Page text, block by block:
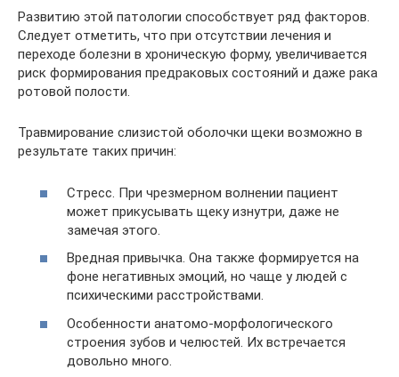
Развитию этой патологии способствует ряд факторов.
Следует отметить, что при отсутствии лечения и
переходе болезни в хроническую форму, увеличивается
риск формирования предраковых состояний и даже рака
ротовой полости.
Травмирование слизистой оболочки щеки возможно в
результате таких причин:
Стресс. При чрезмерном волнении пациент
может прикусывать щеку изнутри, даже не
замечая этого.
Вредная привычка. Она также формируется на
фоне негативных эмоций, но чаще у людей с
психическими расстройствами.
Особенности анатомо-морфологического
строения зубов и челюстей. Их встречается
довольно много.